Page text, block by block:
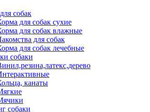
собак
для собак сухие
для собак влажные
для собак
для собак лечебные
собаки
канаты
собаки